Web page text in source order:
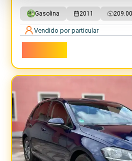
Gasolina 2011
Vendido por particular